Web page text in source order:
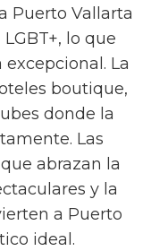
Puerto Vallarta
lo que
La
boutique,
donde la
Las
abrazan la
y la
a Puerto
ideal.